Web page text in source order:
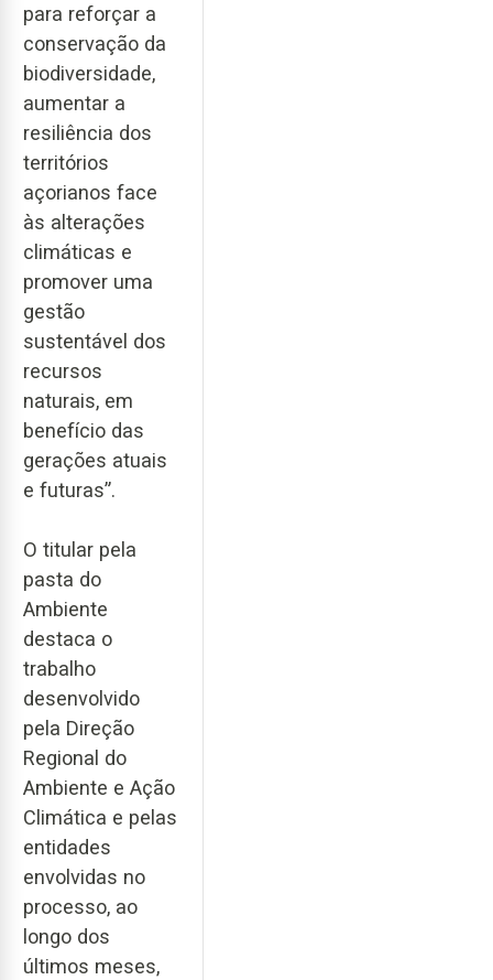
para reforçar a
conservação da
biodiversidade,
aumentar a
resiliência dos
territórios
açorianos face
às alterações
climáticas e
promover uma
gestão
sustentável dos
recursos
naturais, em
benefício das
gerações atuais
e futuras”.
O titular pela
pasta do
Ambiente
destaca o
trabalho
desenvolvido
pela Direção
Regional do
Ambiente e Ação
Climática e pelas
entidades
envolvidas no
processo, ao
longo dos
últimos meses,